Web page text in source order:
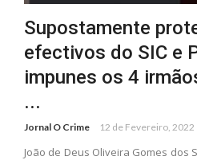
Supostamente
efectivos do SIC e
impunes os 4
...
Jornal O Crime 12 de Fevereiro, 2022
João de Deus Oliveira Gomes dos